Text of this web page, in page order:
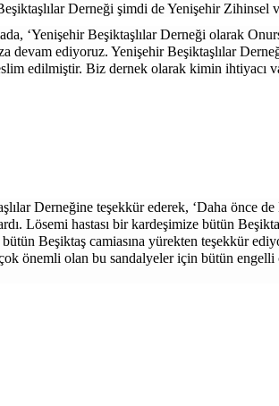
Derneği şimdi de Yenişehir
‘Yenişehir Beşiktaşlılar Derneği olarak
devam ediyoruz. Yenişehir Beşiktaşlılar
edilmiştir. Biz dernek olarak kimin ihtiyacı
Derneğine teşekkür ederek, ‘Daha önce
Lösemi hastası bir kardeşimize bütün
Beşiktaş camiasına yürekten teşekkür
önemli olan bu sandalyeler için bütün engelli